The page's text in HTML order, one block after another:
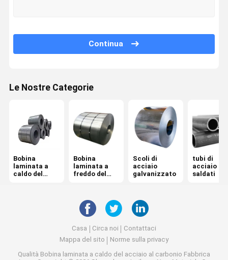
Tondo per cemento armato d'acciaio deforme
Bobina d'acciaio di PPGI
Grata d'acciaio galvanizzata
Lamiera di acciaio laminata a caldo
Piatto d'acciaio galvanizzato
Profilo d'acciaio galvanizzato
fascio d'acciaio di h
Continua
Le Nostre Categorie
Bobina
laminata a
caldo del
Bobina
laminata a
freddo del
Scoli di
acciaio
galvanizzato
tubi di
acciaio
saldati
Casa Circa noi
Contattaci
Mappa del sito
Norme sulla privacy
Qualità Bobina laminata a caldo del acciaio al carbonio Fabbrica